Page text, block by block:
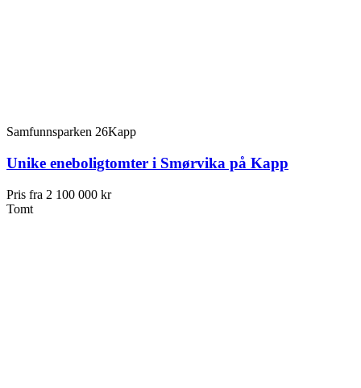
Samfunnsparken 26Kapp
Unike eneboligtomter i Smørvika på Kapp
Pris fra 2 100 000 kr
Tomt